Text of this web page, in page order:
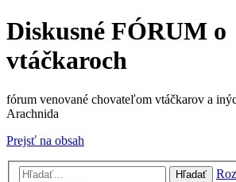
Diskusné FÓRUM o
vtáčkaroch
fórum venované chovateľom vtáčkarov a
Arachnida
Prejsť na obsah
Hľadať